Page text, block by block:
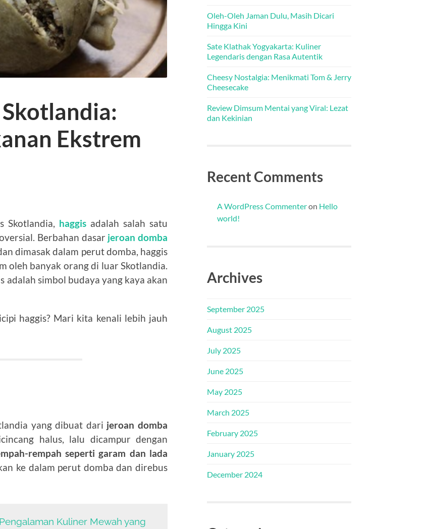
Ekstrem
Skotlandia, haggis adalah salah satu
Berbahan dasar jeroan domba
dimasak dalam perut domba, haggis
oleh banyak orang di luar Skotlandia.
adalah simbol budaya yang kaya akan
haggis? Mari kita kenali lebih jauh
yang dibuat dari jeroan domba
halus, lalu dicampur dengan
rempah seperti garam dan lada
ke dalam perut domba dan direbus
Kuliner Mewah yang
Oleh-Oleh Jaman Dulu, Masih Dicari
Hingga Kini
Sate Klathak Yogyakarta: Kuliner
Legendaris dengan Rasa Autentik
Cheesy Nostalgia: Menikmati Tom & Jerry
Cheesecake
Review Dimsum Mentai yang Viral: Lezat
dan Kekinian
Recent Comments
A WordPress Commenteron Hello
world!
Archives
September 2025
August 2025
July 2025
June 2025
May 2025
March 2025
February 2025
January 2025
December 2024